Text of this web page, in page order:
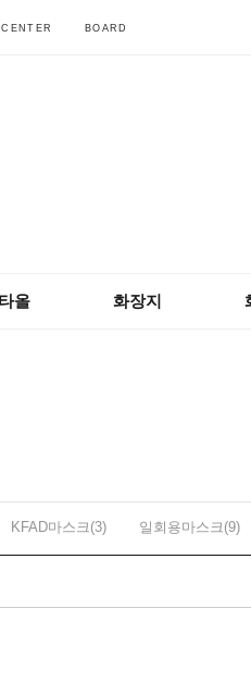
BOARD
올 화장지
KFAD마스크(3) 일회용마스크(9)